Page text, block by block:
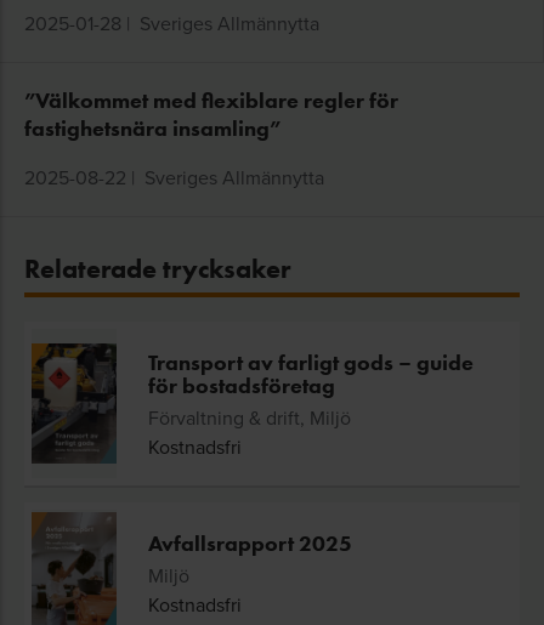
2025-01-28 | Sveriges Allmännytta
”Välkommet med flexiblare regler för
fastighetsnära insamling”
2025-08-22 | Sveriges Allmännytta
Relaterade trycksaker
Transport av farligt gods – guide
för bostadsföretag
Förvaltning & drift, Miljö
Kostnadsfri
Avfallsrapport 2025
Miljö
Kostnadsfri